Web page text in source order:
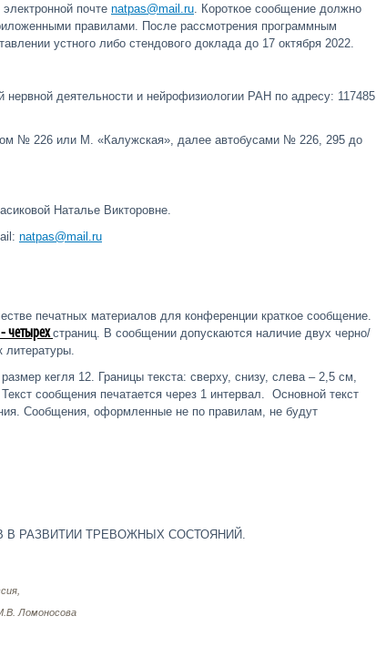
почте natpas@mail.ru. Короткое сообщение должно
правилами. После рассмотрения программным
устного либо стендового доклада до 17 октября 2022.
нервной деятельности и нейрофизиологии РАН по адресу: 117485
№ 226 или М. «Калужская», далее автобусами № 226, 295 до
Наталье Викторовне.
natpas@mail.ru
печатных материалов для конференции краткое сообщение.
- четырехстраниц. В сообщении допускаются наличие двух черно/
литературы.
кегля 12. Границы текста: сверху, снизу, слева – 2,5 см,
сообщения печатается через 1 интервал. Основной текст
Сообщения, оформленные не по правилам, не будут
РАЗВИТИИ ТРЕВОЖНЫХ СОСТОЯНИЙ.
Ломоносова